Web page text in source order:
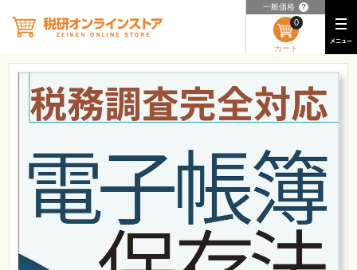
一般価格 ？
カート
0